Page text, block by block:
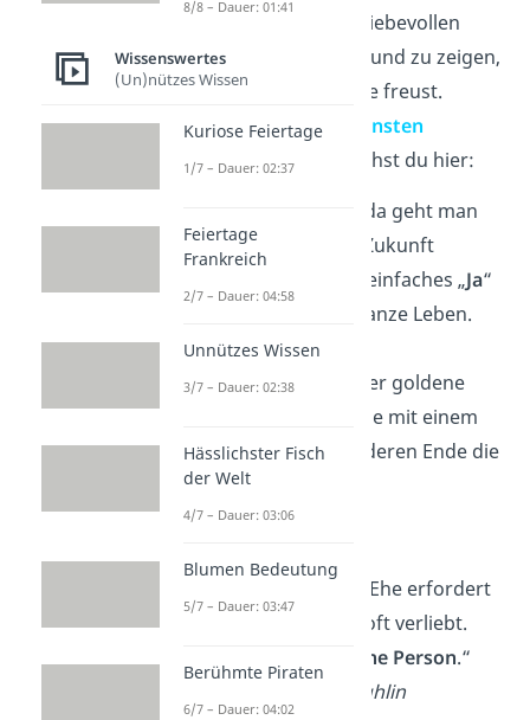
Bräutigam mit einem liebevollen
Spruch zu gratulieren und zu zeigen,
wie sehr du dich für sie freust.
UnsereTop 3 der schönsten
Hochzeitswünsche
siehst du hier:
Es gibt einen Tag, da geht man
Seite an Seite der Zukunft
entgegen und ein einfaches „Ja“
verschönert das ganze Leben.
„Die Hochzeit ist der goldene
Ring einer Kette, die mit einem
Blick beginnt und deren Ende die
Ewigkeit
— Khalil Gibran
„Eine erfolgreiche Ehe erfordert
es, dass man sich oft verliebt.
gleiche Person.“
— Mignon McLaughlin
8/8 – Dauer: 01:41
Wissenswertes
(Un)nützes Wissen
Kuriose Feiertage
1/7 – Dauer: 02:37
Feiertage
Frankreich
2/7 – Dauer: 04:58
Unnützes Wissen
3/7 – Dauer: 02:38
Hässlichster Fisch
der Welt
4/7 – Dauer: 03:06
Blumen Bedeutung
5/7 – Dauer: 03:47
Berühmte Piraten
6/7 – Dauer: 04:02